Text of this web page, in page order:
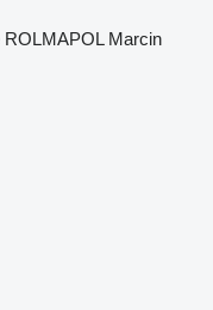
Marcin